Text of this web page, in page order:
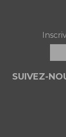
SUIVEZ-